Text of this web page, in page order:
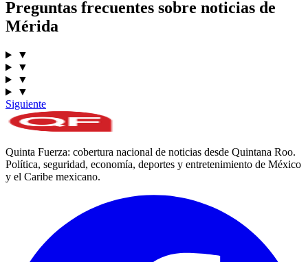
Preguntas frecuentes sobre noticias de
Mérida
▼
▼
▼
▼
Siguiente
Quinta Fuerza: cobertura nacional de noticias desde Quintana Roo.
Política, seguridad, economía, deportes y entretenimiento de México
y el Caribe mexicano.